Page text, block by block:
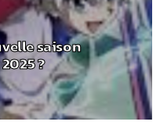
saison
?